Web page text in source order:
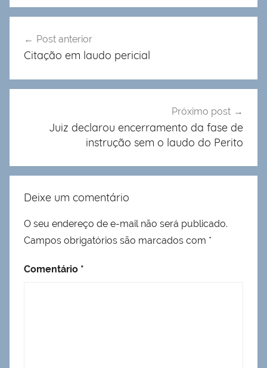
de
Post anterior
Citação em laudo pericial
Próximo post
Juiz declarou encerramento da fase de
instrução sem o laudo do Perito
Deixe um comentário
O seu endereço de e-mail não será publicado.
Campos obrigatórios são marcados com *
Comentário *